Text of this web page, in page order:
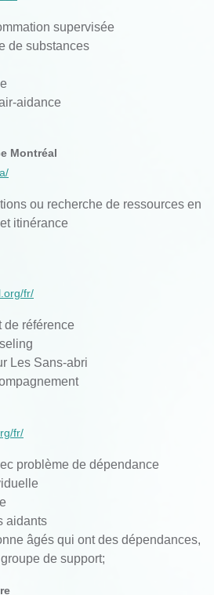
supervisée
de substances
aidance
Montréal
ou recherche de ressources en
itinérance
fr/
de référence
Les Sans-abri
fr/
problème de dépendance
aidants
âgés qui ont des dépendances,
de support;